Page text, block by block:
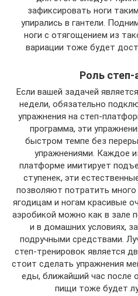
зафиксировать ноги
упирались в гантели.
ноги с отягощением из
вариации тоже будет
Роль степ-
Если вашей задачей
недели, обязательно
упражнения на степ-
программа, эти
быстром темпе без
упражнениями. Каждое
платформе имитирует
ступенек, эти
позволяют потратить
ягодицам и ногам красивые
аэробикой можно как в зале
и в домашних условиях,
подручными средствами.
степ-тренировок является
стоит сделать упражнения
еды, ближайший час после
пищи тоже будет